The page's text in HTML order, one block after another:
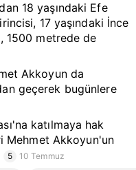
18 yaşındaki Efe
17 yaşındaki İnce
1500 metrede de
Akkoyun da
geçerek bugünlere
katılmaya hak
Mehmet Akkoyun'un
5 10 Temmuz